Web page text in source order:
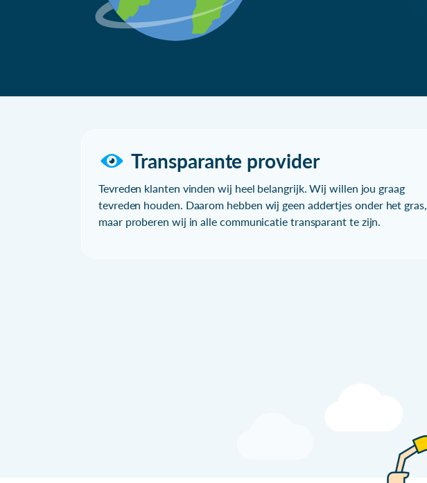
Transparante provider
Tevreden klanten vinden wij heel belangrijk. Wij willen jou graag
tevreden houden. Daarom hebben wij geen addertjes onder het gras,
maar proberen wij in alle communicatie transparant te zijn.